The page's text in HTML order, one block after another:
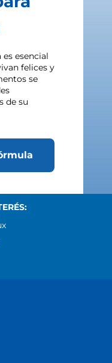
esencial
felices y
se
de su